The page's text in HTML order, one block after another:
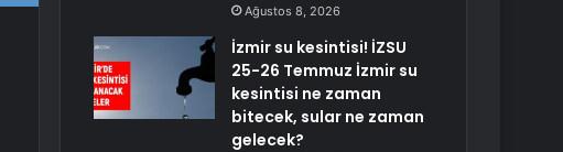
Ağustos 8, 2026
İzmir su kesintisi! İZSU
25-26 Temmuz İzmir su
kesintisi ne zaman
bitecek, sular ne zaman
gelecek?